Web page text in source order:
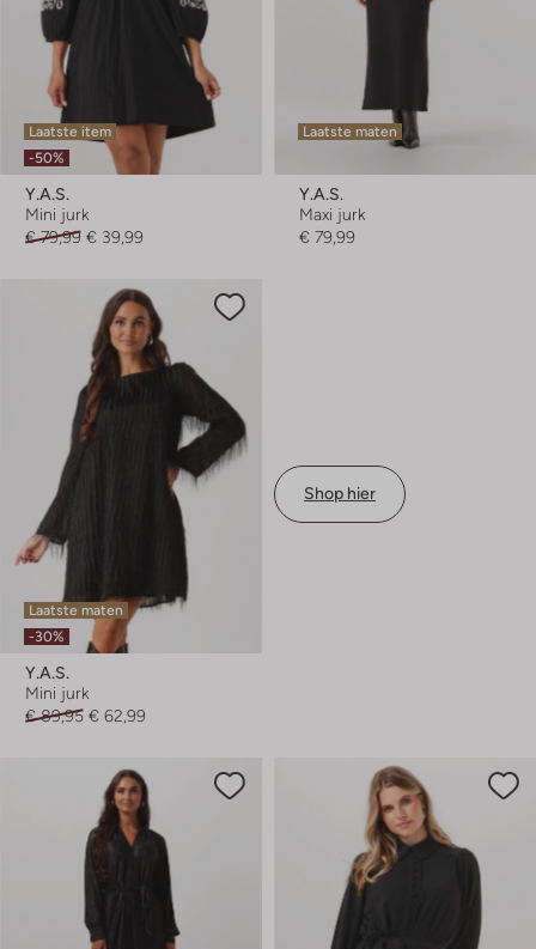
Laatste item
-50%
Y.a.s.
Mini jurk
€ 79,99 € 39,99
Laatste maten
Y.a.s.
Maxi jurk
€ 79,99
Laatste maten
-30%
Y.a.s.
Mini jurk
€ 89,95 € 62,99
Shop hier